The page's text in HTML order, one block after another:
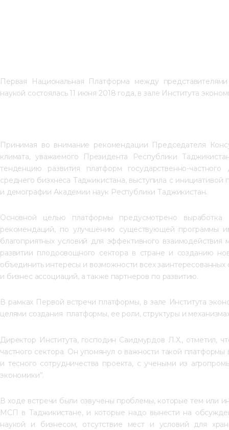
Первая Национальная Платформа между
наукой состоялась 11 июня 2018 года, в зале Института
Принимая во внимание рекомендации Председателя
климата, уважаемого Президента Республики
тенденцию развития платформ государственно-
среднего бизхнеса Таджикистана, выступила с
и демографии Академии наук Республики Таджикистан.
Основной целью платформы предусмотрено
рекомендаций, по улучшению существующей программы
благоприятных условий для эффективного
развитии плодоовощного сектора в стране и созданию
объединить интересы и возможности всех
и бизнес ассоциаций, а также партнеров по развитию.
В рамках Первой встречи платформы, в зале Института
целями создания  платформы, ее роли, структуры и
Директор Института, господин Саидмурдов Л.Х., отметил,
частного сектора. Он упомянул о важности такой
и тесного сотрудничества проекта, с учеными из
экономики”.
В ходе встречи были озвучены проблемы, которые тем или
МСП в Таджикистане, и которые надо вынести на
наукой и бизнесом, отсутствие мест и условий для